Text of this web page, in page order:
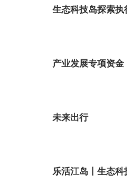
生态科技岛探索
产业发展专项资金
未来出行
乐活江岛丨生态